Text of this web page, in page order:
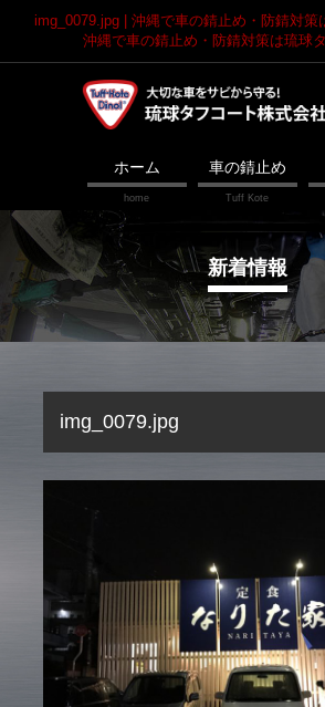
img_0079.jpg | 沖縄で車の錆止め・防錆対策
沖縄で車の錆止め・防錆対策は琉球
ホーム 車の錆止め
新着情報
img_0079.jpg